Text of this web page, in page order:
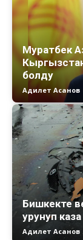
Муратбек
болду
Адилет Асанов
Бишкекте
урунуп
Адилет Асанов